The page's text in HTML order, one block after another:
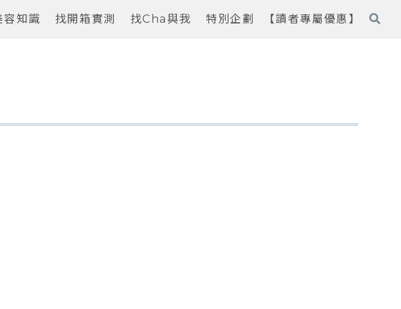
容知識 找開箱實測 找Cha與我 特別企劃 【讀者專屬優惠】